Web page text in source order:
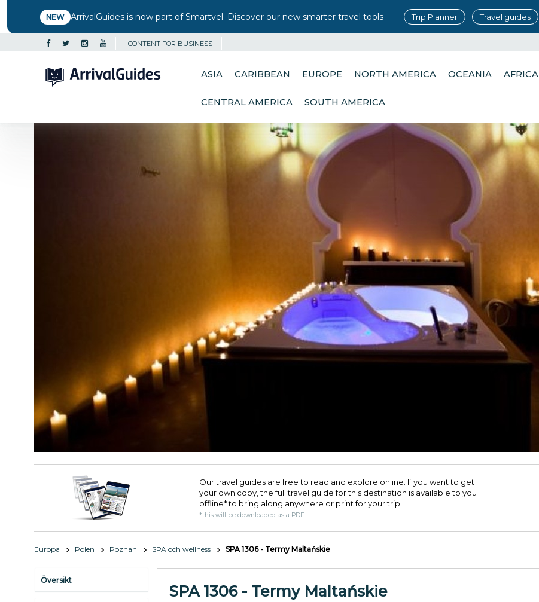
NEW ArrivalGuides is now part of Smartvel. Discover our new smarter travel tools Trip Planner Travel guides
CONTENT FOR BUSINESS
ASIA CARIBBEAN EUROPE NORTH AMERICA OCEANIA AFRICA
CENTRAL AMERICA SOUTH AMERICA
Our travel guides are free to read and explore online. If you want to get
your own copy, the full travel guide for this destination is available to you
offline* to bring along anywhere or print for your trip.​
*this will be downloaded as a PDF.
Europa Polen Poznan SPA och wellness SPA 1306 - Termy Maltańskie
Översikt
SPA 1306 - Termy Maltańskie